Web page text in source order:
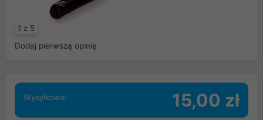
1 z 5
Dodaj pierwszą opinię
Wysyłkowa: 15,00 zł